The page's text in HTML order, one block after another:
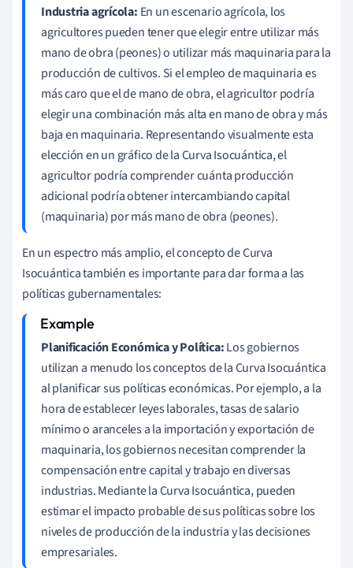
Industria agrícola: En un escenario agrícola, los
agricultores pueden tener que elegir entre utilizar más
mano de obra (peones) o utilizar más maquinaria para la
producción de cultivos. Si el empleo de maquinaria es
más caro que el de mano de obra, el agricultor podría
elegir una combinación más alta en mano de obra y más
baja en maquinaria. Representando visualmente esta
elección en un gráfico de la Curva Isocuántica, el
agricultor podría comprender cuánta producción
adicional podría obtener intercambiando capital
(maquinaria) por más mano de obra (peones).
En un espectro más amplio, el concepto de Curva
Isocuántica también es importante para dar forma a las
políticas gubernamentales:
Planificación Económica y Política:Los gobiernos
utilizan a menudo los conceptos de la Curva Isocuántica
al planificar sus políticas económicas. Por ejemplo, a la
hora de establecer leyes laborales, tasas de salario
mínimo o aranceles a la importación y exportación de
maquinaria, los gobiernos necesitan comprender la
compensación entre capital y trabajo en diversas
industrias. Mediante la Curva Isocuántica, pueden
estimar el impacto probable de sus políticas sobre los
niveles de producción de la industria y las decisiones
empresariales.